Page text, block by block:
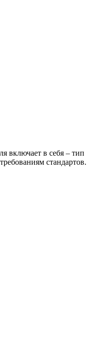
включает в себя – тип
стандартов.